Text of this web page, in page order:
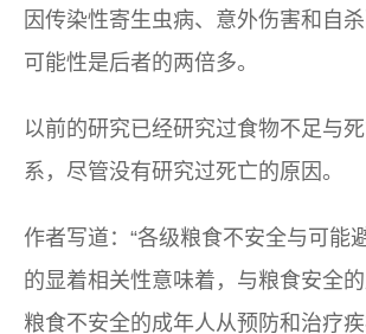
因传染性寄生虫病、意外伤害和自
可能性是后者的两倍多。
以前的研究已经研究过食物不足与
系，尽管没有研究过死亡的原因。
作者写道：“各级粮食不安全与可能
的显着相关性意味着，与粮食安全的
粮食不安全的成年人从预防和治疗